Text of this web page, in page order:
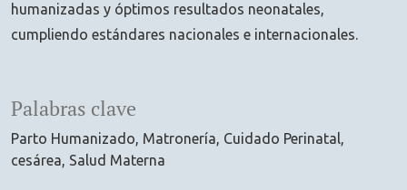
Palabras clave
Parto Humanizado Matronería Cuidado Perinatal
cesárea Salud Materna
humanizadas y óptimos resultados neonatales,
cumpliendo estándares nacionales e internacionales.